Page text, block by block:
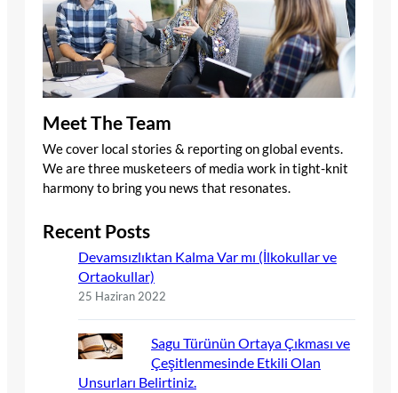
Meet The Team
We cover local stories & reporting on global events.
We are three musketeers of media work in tight-knit
harmony to bring you news that resonates.
Recent Posts
Devamsızlıktan Kalma Var mı (İlkokullar ve
Ortaokullar)
25 Haziran 2022
Sagu Türünün Ortaya Çıkması ve
Çeşitlenmesinde Etkili Olan
Unsurları Belirtiniz.